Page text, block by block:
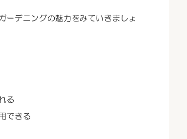
ーデニングの魅力をみていきましょ
る
できる